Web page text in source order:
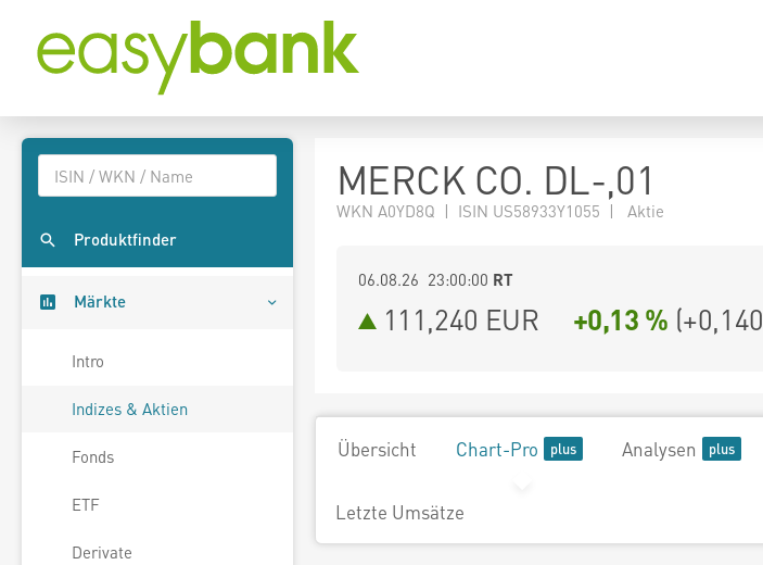
Produktfinder
Märkte
Intro
Indizes & Aktien
Fonds
ETF
Derivate
MERCK CO. DL-,01
WKN A0YD8Q | ISIN US58933Y1055 | Aktie
06.08.26 23:00:00 RT
111,240 EUR +0,13 % (+0,140
Übersicht Chart-Pro Analysen
Letzte Umsätze